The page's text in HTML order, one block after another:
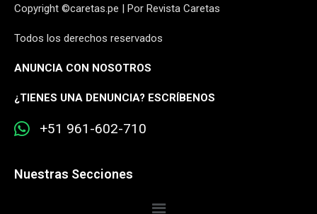
Copyright ©caretas.pe | Por Revista Caretas
Todos los derechos reservados
ANUNCIA CON NOSOTROS
¿TIENES UNA DENUNCIA? ESCRÍBENOS
+51 961-602-710
Nuestras Secciones